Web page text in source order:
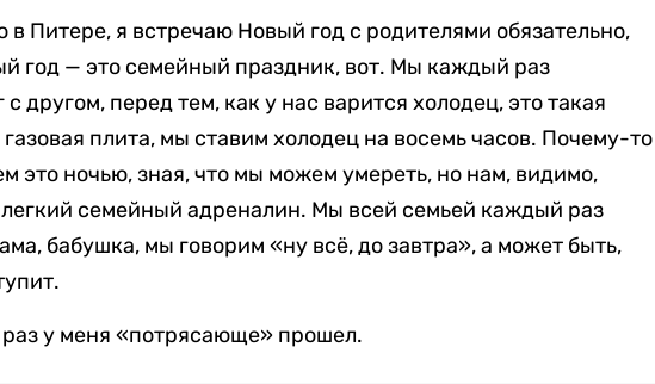
в Питере, я встречаю Новый год с родителями обязательно,
год — это семейный праздник, вот. Мы каждый раз
другом, перед тем, как у нас варится холодец, это такая
плита, мы ставим холодец на восемь часов. Почему-то
это ночью, зная, что мы можем умереть, но нам, видимо,
легкий семейный адреналин. Мы всей семьей каждый раз
бабушка, мы говорим «ну всё, до завтра», а может быть,
у меня «потрясающе» прошел.